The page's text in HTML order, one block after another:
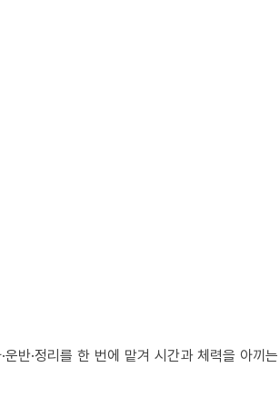
반·정리를 한 번에 맡겨 시간과 체력을 아끼는